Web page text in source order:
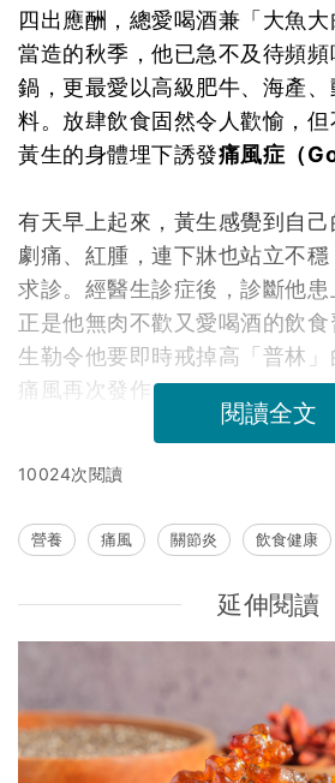
四出應酬，總愛喝酒兼「大魚
當造的秋季，他已急不及待頻
鍋，更最愛以高級肥牛、海產
料。放肆飲食固然令人歡愉，
黃生的身體埋下誘發痛風症（
有天早上起來，黃生感覺到自
劇痛、紅腫，連下牀也站立不
求診。經醫生診症後，診斷他患
正是他無肉不歡又愛喝酒的飲
生勒令他要即時戒掉高「普林
痛風再次發作。
閱讀全文
10024次閱讀
營養 痛風 關節炎 飲食健康
延伸閱讀